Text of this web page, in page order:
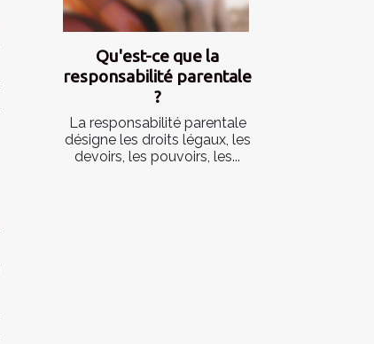
Qu'est-ce que la
responsabilité parentale
?
La responsabilité parentale
désigne les droits légaux, les
devoirs, les pouvoirs, les...